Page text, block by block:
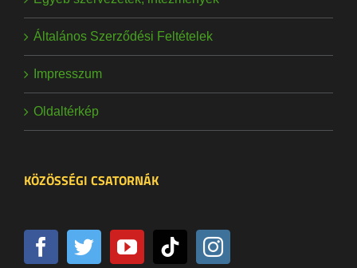
Általános Szerződési Feltételek
Impresszum
Oldaltérkép
KÖZÖSSÉGI CSATORNÁK